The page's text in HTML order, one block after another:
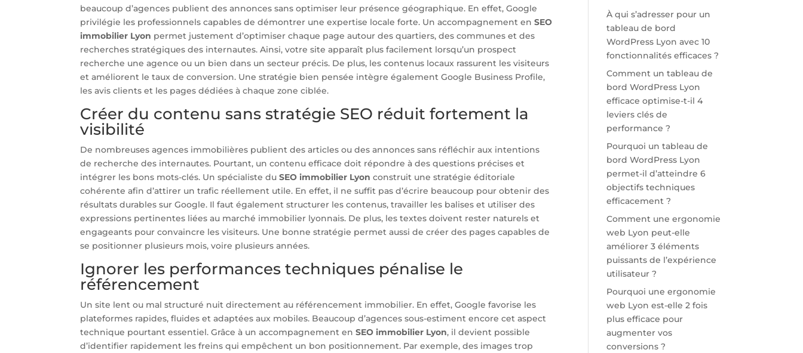
beaucoup d’agences publient des annonces sans optimiser leur présence géographique. En effet, Google
privilégie les professionnels capables de démontrer une expertise locale forte. Un accompagnement enSEO
immobilier Lyon permet justement d’optimiser chaque page autour des quartiers, des communes et des
recherches stratégiques des internautes. Ainsi, votre site apparaît plus facilement lorsqu’un prospect
recherche une agence ou un bien dans un secteur précis. De plus, les contenus locaux rassurent les visiteurs
et améliorent le taux de conversion. Une stratégie bien pensée intègre également Google Business Profile,
les avis clients et les pages dédiées à chaque zone ciblée.
Créer du contenu sans stratégie SEO réduit fortement la
visibilité
De nombreuses agences immobilières publient des articles ou des annonces sans réfléchir aux intentions
de recherche des internautes. Pourtant, un contenu efficace doit répondre à des questions précises et
intégrer les bons mots-clés. Un spécialiste duSEO immobilier Lyon construit une stratégie éditoriale
cohérente afin d’attirer un trafic réellement utile. En effet, il ne suffit pas d’écrire beaucoup pour obtenir des
résultats durables sur Google. Il faut également structurer les contenus, travailler les balises et utiliser des
expressions pertinentes liées au marché immobilier lyonnais. De plus, les textes doivent rester naturels et
engageants pour convaincre les visiteurs. Une bonne stratégie permet aussi de créer des pages capables de
se positionner plusieurs mois, voire plusieurs années.
Ignorer les performances techniques pénalise le
référencement
Un site lent ou mal structuré nuit directement au référencement immobilier. En effet, Google favorise les
plateformes rapides, fluides et adaptées aux mobiles. Beaucoup d’agences sous-estiment encore cet aspect
technique pourtant essentiel. Grâce à un accompagnement enSEO immobilier Lyon, il devient possible
d’identifier rapidement les freins qui empêchent un bon positionnement. Par exemple, des images trop
À qui s’adresser pour un
tableau de bord
WordPress Lyon avec 10
fonctionnalités efficaces ?
Comment un tableau de
bord WordPress Lyon
efficace optimise-t-il 4
leviers clés de
performance ?
Pourquoi un tableau de
bord WordPress Lyon
permet-il d’atteindre 6
objectifs techniques
efficacement ?
Comment une ergonomie
web Lyon peut-elle
améliorer 3 éléments
puissants de l’expérience
utilisateur ?
Pourquoi une ergonomie
web Lyon est-elle 2 fois
plus efficace pour
augmenter vos
conversions ?